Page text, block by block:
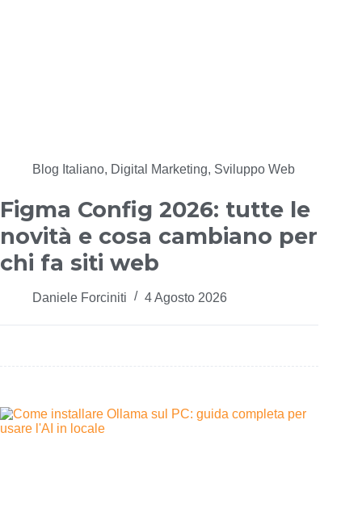
Blog Italiano, Digital Marketing, Sviluppo Web
Figma Config 2026: tutte le
novità e cosa cambiano per
chi fa siti web
Daniele Forciniti 4 Agosto 2026